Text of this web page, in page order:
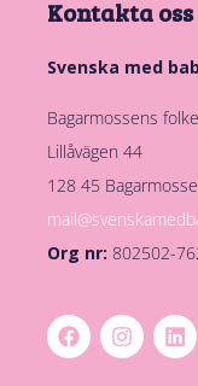
Kontakta oss
Svenska med
Bagarmossens
Lillåvägen 44
128 45
Org nr: 802502-